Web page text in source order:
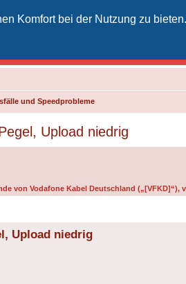
Komfort bei der Nutzung zu
und Speedprobleme
Upload niedrig
von Vodafone Kabel Deutschland
Upload niedrig